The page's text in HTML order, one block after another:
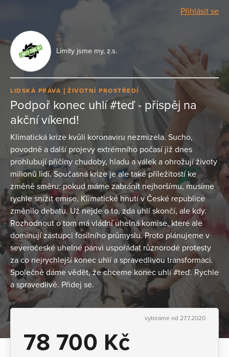
Přihlásit se
Limity jsme my, z.s.
LIDSKÁ PRÁVA ŽIVOTNÍ PROSTŘEDÍ
Podpoř konec uhlí #teď - přispěj na
akční víkend!
Klimatická krize kvůli koronaviru nezmizela. Sucho,
povodně a další projevy extrémního počasí již dnes
prohlubují příčiny chudoby, hladu a válek a ohrožují životy
milionů lidí. Současná krize je ale také příležitostí ke
změně směru: pokud máme zabránit nejhoršímu, musíme
rychle snížit emise. Klimatické hnutí v České republice
změnilo debatu. Už nejde o to, zda uhlí skončí, ale kdy.
Rozhodnout o tom má vládní uhelná komise, které ale
dominují zástupci fosilního průmyslu. Proto plánujeme v
severočeské uhelné pánvi uspořádat různorodé protesty
za co nejrychlejší konec uhlí a spravedlivou transformaci.
Společně dáme vědět, že chceme konec uhlí #teď. Rychle
a spravedlivě. Přidej se.
vybíráme od 27.7.2020
78 700 Kč